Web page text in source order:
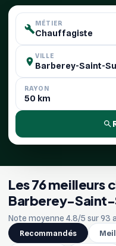
MÉTIER
VILLE
RAYON
Les 76 meilleurs
Barberey-
Note moyenne 4.8/5 sur 93
Recommandés